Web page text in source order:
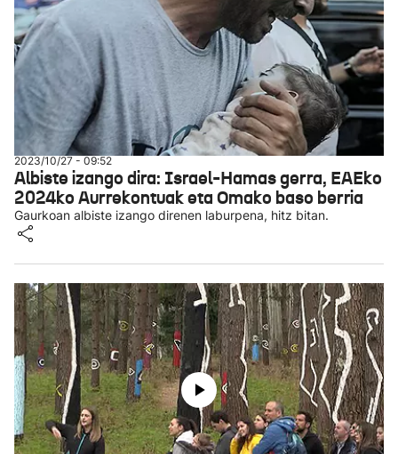
2023/10/27 - 09:52
Albiste izango dira: Israel-Hamas gerra, EAEko
2024ko Aurrekontuak eta Omako baso berria
Gaurkoan albiste izango direnen laburpena, hitz bitan.